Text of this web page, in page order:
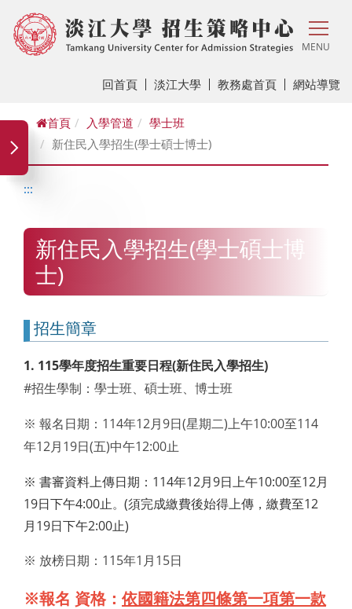
MENU
回首頁 淡江大學 教務處首頁 網站導覽
首頁 入學管道
學士班
新住民入學招生(學士碩士博士)
:::
新住民入學招生(學士碩士博
士)
招生簡章
1. 115學年度招生重要日程(新住民入學招生)
#招生學制：學士班、碩士班、博士班
※ 報名日期：114年12月9日(星期二)上午10:00至114
年12月19日(五)中午12:00止
※ 書審資料上傳日期：114年12月9日上午10:00至12月
19日下午4:00止。 (須完成繳費後始得上傳，繳費至12
月19日下午2:00止)
※ 放榜日期 ：115年1月15日
※報名 資格： 依國籍法第四條第一項第一款